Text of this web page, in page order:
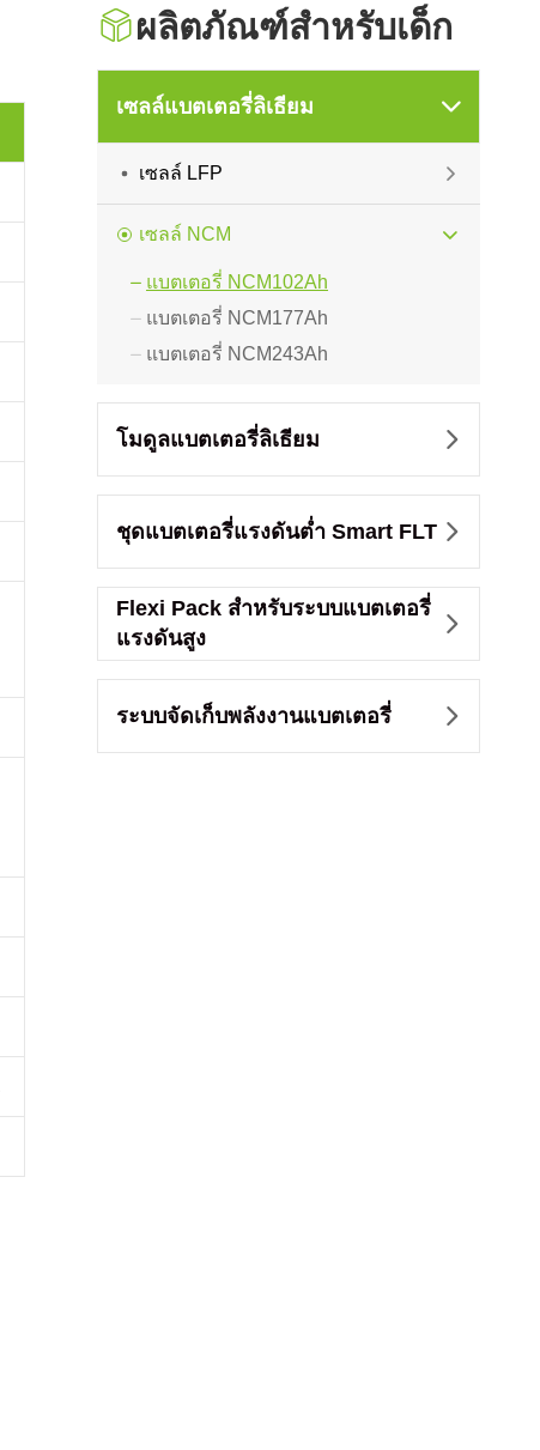
ผลิตภัณฑ์สำหรับเด็ก
เซลล์แบตเตอรี่ลิเธียม 
เซลล์ LFP 
เซลล์ NCM 
 แบตเตอรี่ NCM102Ah
 แบตเตอรี่ NCM177Ah
 แบตเตอรี่ NCM243Ah
โมดูลแบตเตอรี่ลิเธียม 
ชุดแบตเตอรี่แรงดันต่ำ Smart FLT 
Flexi Pack สำหรับระบบแบตเตอรี่
แรงดันสูง

ระบบจัดเก็บพลังงานแบตเตอรี่ 